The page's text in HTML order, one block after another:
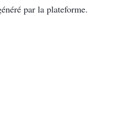
par la plateforme.